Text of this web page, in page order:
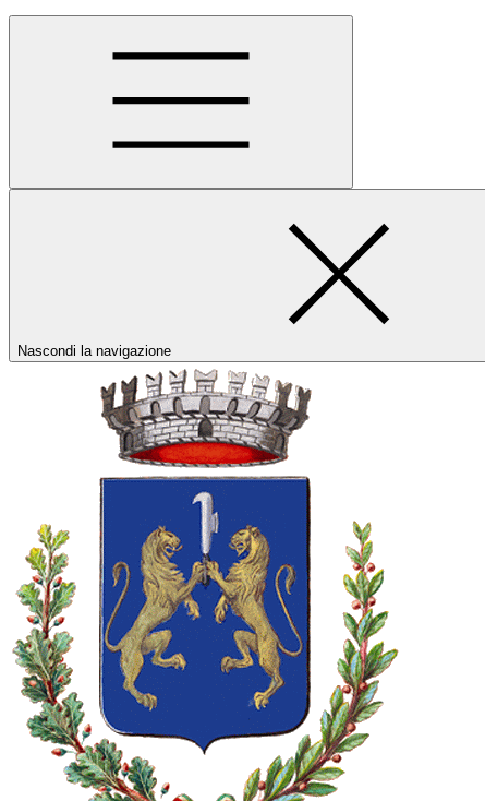
Nascondi la navigazione